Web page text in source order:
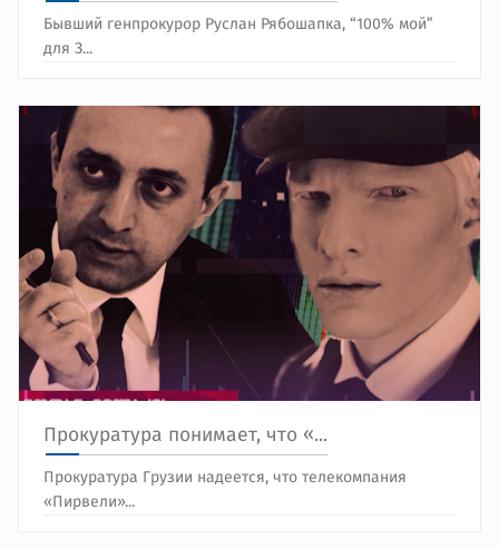
​​Бывший генпрокурор Руслан Рябошапка, “100% мой”
для З...
Прокуратура понимает, что «...
Прокуратура Грузии надеется, что телекомпания
«Пирвели»...